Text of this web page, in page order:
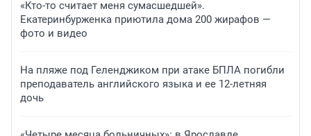
«Кто-то считает меня сумасшедшей».
Екатеринбурженка приютила дома 200 жирафов —
фото и видео
На пляже под Геленджиком при атаке БПЛА погибли
преподаватель английского языка и ее 12-летняя
дочь